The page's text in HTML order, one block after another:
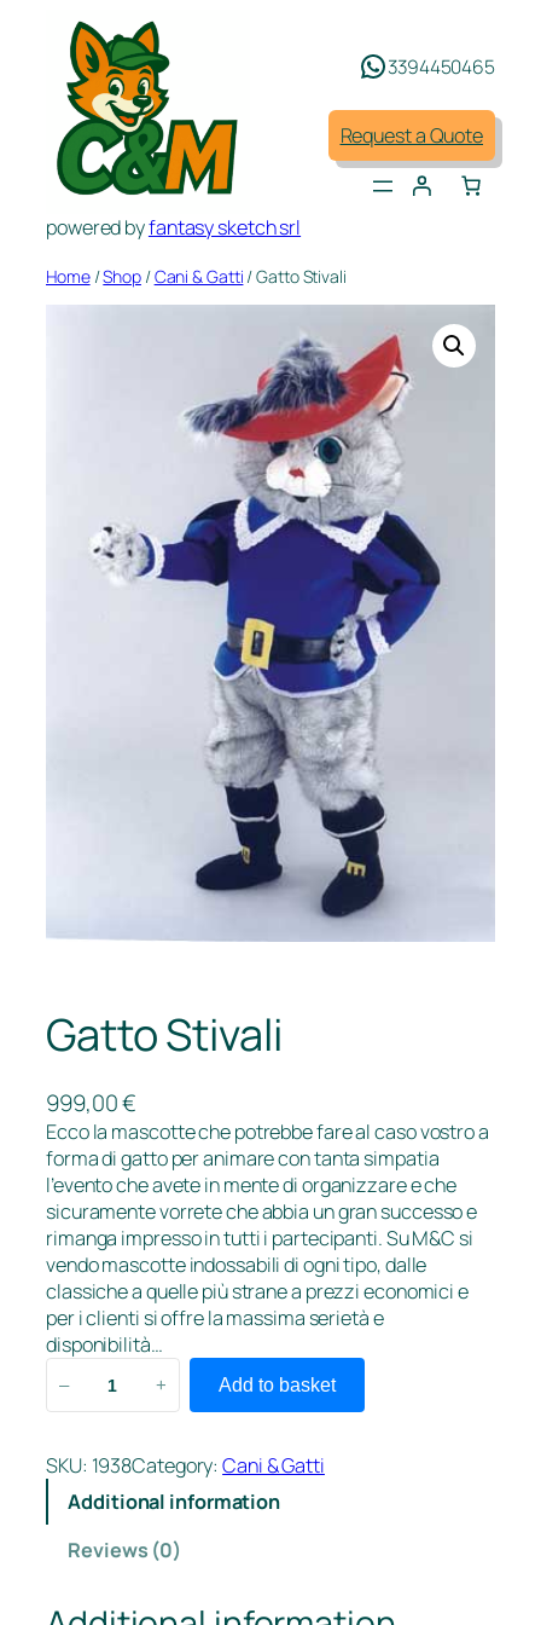
content
powered byfantasy sketch srl
3394450465
Request a Quote
Home/Shop/Cani & Gatti / Gatto Stivali
Gatto Stivali
999,00€
Ecco la mascotte che potrebbe fare al caso vostro a
forma di gatto per animare con tanta simpatia
l’evento che avete in mente di organizzare e che
sicuramente vorrete che abbia un gran successo e
rimanga impresso in tutti i partecipanti. Su M&C si
vendo mascotte indossabili di ogni tipo, dalle
classiche a quelle più strane a prezzi economici e
per i clienti si offre la massima serietà e
disponibilità…
t
o
v
– + Add to basket
SKU: 1938Category:Cani & Gatti
Additional information
Reviews (0)